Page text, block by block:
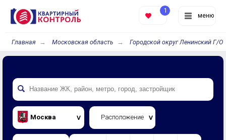
меню
1
Главная Московская область Городской округ Ленинский Г/О
Москва Расположение